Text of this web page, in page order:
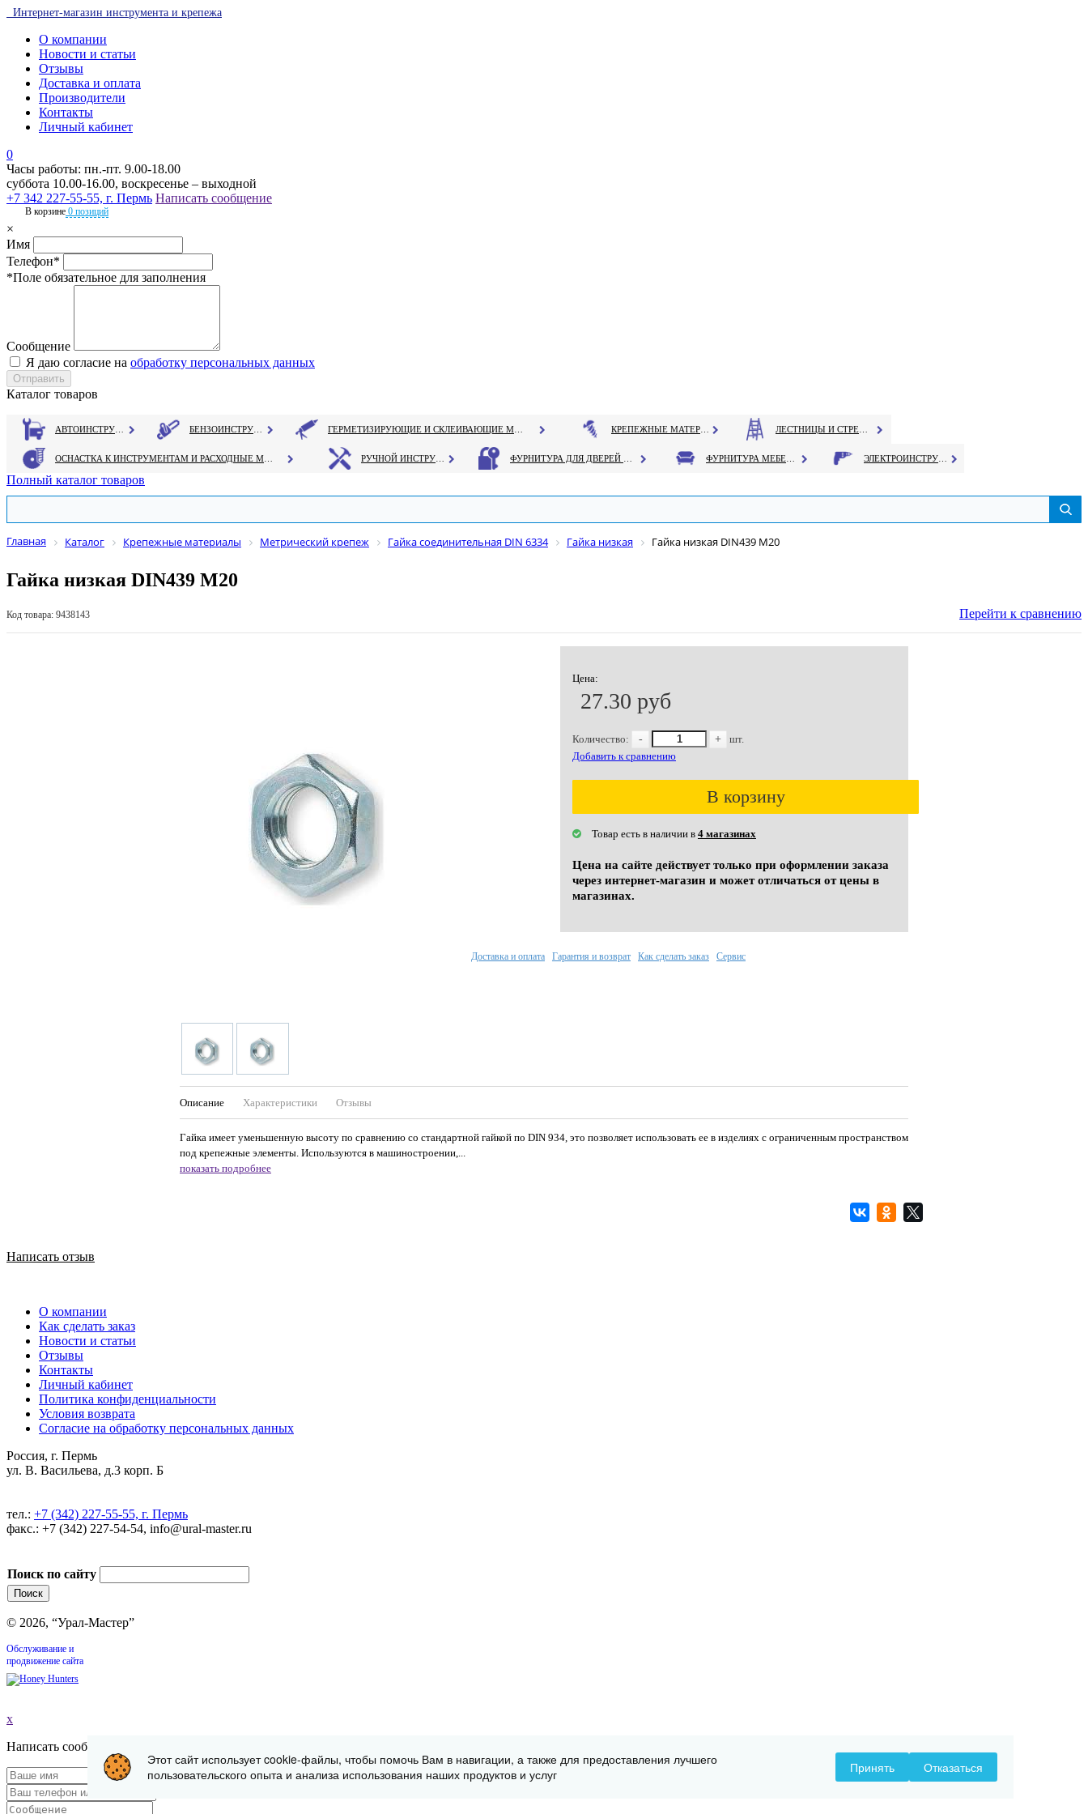
Интернет-магазин инструмента и крепежа
О компании
Новости и статьи
Отзывы
Доставка и оплата
Производители
Контакты
Личный кабинет
0
Часы работы: пн.-пт. 9.00-18.00
суббота 10.00-16.00, воскресенье – выходной
+7 342 227-55-55, г. Пермь Написать сообщение
В корзине 0 позиций
×
Имя
Телефон*
*Поле обязательное для заполнения
Сообщение
Я даю согласие на обработку персональных данных
Каталог товаров
Полный каталог товаров
Главная Каталог Крепежные материалы Метрический крепеж Гайка соединительная DIN 6334 Гайка низкая Гайка низкая DIN439 М20
Гайка низкая DIN439 М20
Код товара: 9438143 Перейти к сравнению
Цена:
27.30 руб
Количество: - +
шт.
Добавить к сравнению
В корзину
Товар есть в наличии в 4 магазинах
Цена на сайте действует только при оформлении заказа
через интернет-магазин и может отличаться от цены в
магазинах.
Описание Характеристики Отзывы
Гайка имеет уменьшенную высоту по сравнению со стандартной гайкой по DIN 934, это позволяет использовать ее в изделиях с ограниченным пространством
под крепежные элементы. Используются в машиностроении,...
показать подробнее
Доставка и оплата Гарантия и возврат Как сделать заказ Сервис
Написать отзыв
О компании
Как сделать заказ
Новости и статьи
Отзывы
Контакты
Личный кабинет
Политика конфиденциальности
Условия возврата
Согласие на обработку персональных данных
Россия, г. Пермь
ул. В. Васильева, д.3 корп. Б
тел.: +7 (342) 227-55-55, г. Пермь
факс.: +7 (342) 227-54-54, info@ural-master.ru
Поиск по сайту
© 2026, “Урал-Мастер”
Обслуживание и
продвижение сайта
x
Написать сообщение
Этот сайт использует cookie-файлы, чтобы помочь Вам в навигации, а также для предоставления лучшего
пользовательского опыта и анализа использования наших продуктов и услуг
Принять Отказаться